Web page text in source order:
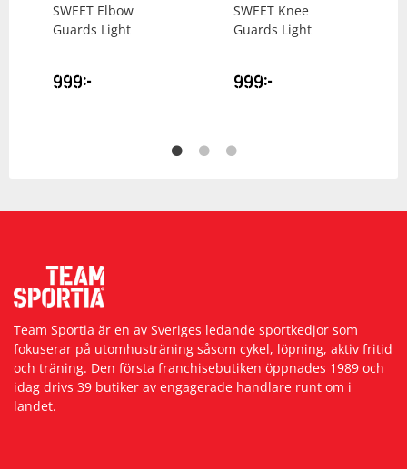
SWEET Elbow
Guards Light
999kr
SWEET Knee
Guards Light
999kr
Team Sportia är en av Sveriges ledande sportkedjor som
fokuserar på utomhusträning såsom cykel, löpning, aktiv fritid
och träning. Den första franchisebutiken öppnades 1989 och
idag drivs 39 butiker av engagerade handlare runt om i
landet.